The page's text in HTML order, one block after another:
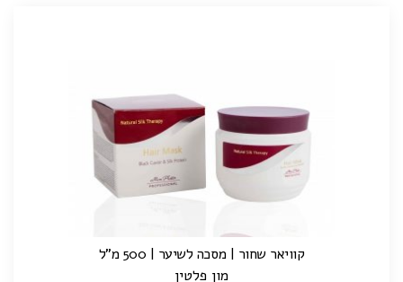
קוויאר שחור | מסכה לשיער | 500 מ"ל
מון פלטין